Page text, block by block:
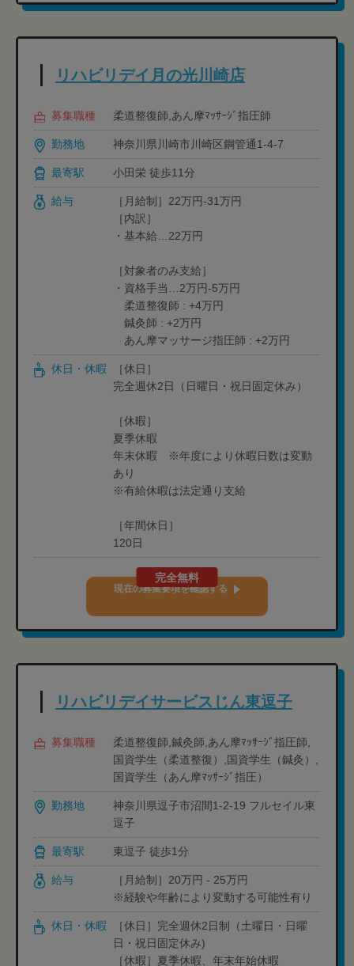
リハビリデイ月の光川崎店
募集職種 柔道整復師,あん摩ﾏｯｻｰｼﾞ指圧師
勤務地 神奈川県川崎市川崎区鋼管通1-4-7
最寄駅 小田栄 徒歩11分
給与
［月給制］22万円-31万円
［内訳］
・基本給…22万円
［対象者のみ支給］
・資格手当…2万円-5万円
柔道整復師 : +4万円
鍼灸師 : +2万円
あん摩マッサージ指圧師 : +2万円
休日・休暇
［休日］
完全週休2日（日曜日・祝日固定休み）
［休暇］
夏季休暇
年末休暇 ※年度により休暇日数は変動
あり
※有給休暇は法定通り支給
［年間休日］
120日
完全無料
現在の募集要項を確認する
リハビリデイサービスじん東逗子
募集職種
柔道整復師,鍼灸師,あん摩ﾏｯｻｰｼﾞ指圧師,
国資学生（柔道整復）,国資学生（鍼灸）,
国資学生（あん摩ﾏｯｻｰｼﾞ指圧）
勤務地
神奈川県逗子市沼間1-2-19 フルセイル東
逗子
最寄駅 東逗子 徒歩1分
給与
［月給制］20万円 - 25万円
※経験や年齢により変動する可能性有り
休日・休暇
［休日］完全週休2日制（土曜日・日曜
日・祝日固定休み)
［休暇］夏季休暇、年末年始休暇